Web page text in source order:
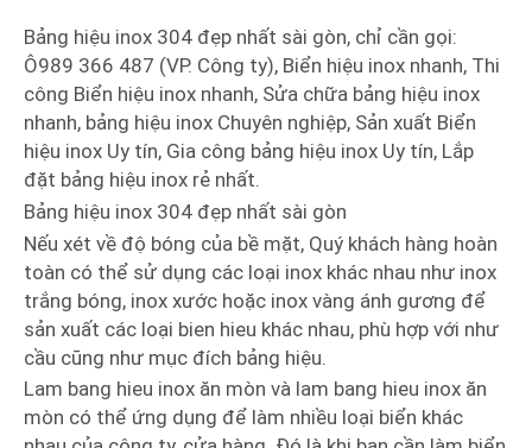
Bảng hiệu inox 304 đẹp nhất sài gòn, chỉ cần gọi:
Ô989 366 487 (VP. Công ty), Biển hiệu inox nhanh, Thi
công Biển hiệu inox nhanh, Sửa chữa bảng hiệu inox
nhanh, bảng hiệu inox Chuyên nghiệp, Sản xuất Biển
hiệu inox Uy tín, Gia công bảng hiệu inox Uy tín, Lắp
đặt bảng hiệu inox rẻ nhất.
Bảng hiệu inox 304 đẹp nhất sài gòn
Nếu xét về độ bóng của bề mặt, Quý khách hàng hoàn
toàn có thể sử dụng các loại inox khác nhau như inox
trắng bóng, inox xước hoặc inox vàng ánh gương để
sản xuất các loại bien hieu khác nhau, phù hợp với như
cầu cũng như mục đích bảng hiệu.
Lam bang hieu inox ăn mòn và lam bang hieu inox ăn
mòn có thể ứng dụng để làm nhiều loại biển khác